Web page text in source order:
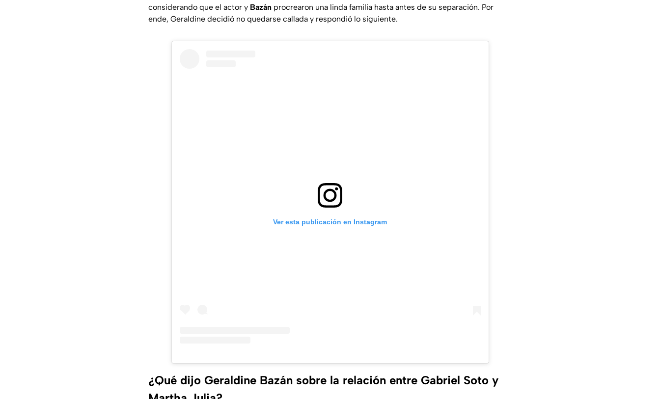
considerando que el actor y Bazán procrearon una linda familia hasta antes de su separación. Por
ende, Geraldine decidió no quedarse callada y respondió lo siguiente.
Ver esta publicación en Instagram
¿Qué dijo Geraldine Bazán sobre la relación entre Gabriel Soto y